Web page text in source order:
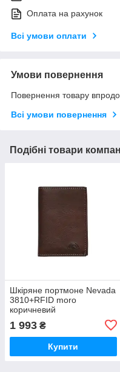
Оплата на рахунок
Всі умови оплати
Умови повернення
Повернення товару
Всі умови повернення
Подібні товари
Шкіряне портмоне Nevada
3810+RFID moro
коричневий
1 993 ₴
Купити